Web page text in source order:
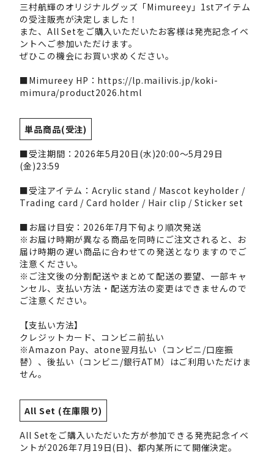
三村航輝のオリジナルグッズ「Mimureey」1stアイテム
の受注販売が決定しました！
また、All Setをご購入いただいたお客様は発売記念イベ
ントへご参加いただけます。
ぜひこの機会にお買い求めください。
■Mimureey HP： https://lp.mailivis.jp/koki-
mimura/product2026.html
単品商品(受注)
■受注期間：2026年5月20日(水)20:00～5月29日
(金)23:59
■受注アイテム：Acrylic stand / Mascot keyholder /
Trading card / Card holder / Hair clip / Sticker set
■お届け目安：2026年7月下旬より順次発送
※お届け時期が異なる商品を同時にご注文されると、お
届け時期の遅い商品に合わせての発送となりますのでご
注意ください。
※ご注文後の分割配送やまとめて配送の要望、一部キャ
ンセル、支払い方法・配送方法の変更はできませんので
ご注意ください。
【支払い方法】
クレジットカード、コンビニ前払い
※Amazon Pay、atone翌月払い（コンビニ/口座振
替）、後払い（コンビニ/銀行ATM）はご利用いただけま
せん。
All Set (在庫限り)
All Setをご購入いただいた方が参加できる発売記念イベ
ントが2026年7月19日(日)、都内某所にて開催決定。